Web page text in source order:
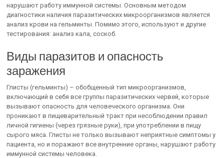
нарушают работу иммунной системы. Основным методом
диагностики наличия паразитических микроорганизмов является
анализ крови на гельминты. Помимо этого, используют и другие
тестирования: анализ кала, соскоб.
Виды паразитов и опасность
заражения
Глисты (гельминты) – обобщенный тип микроорганизмов,
включающий в себя все группы паразитических червей, которые
вызывают опасность для человеческого организма. Они
проникают в пищеварительный тракт при несоблюдении правил
личной гигиены (через грязные руки), при употреблении в пищу
сырого мяса. Глисты не только вызывают неприятные симптомы у
пациента, но и поражают все внутренние органы, нарушают работу
иммунной системы человека.